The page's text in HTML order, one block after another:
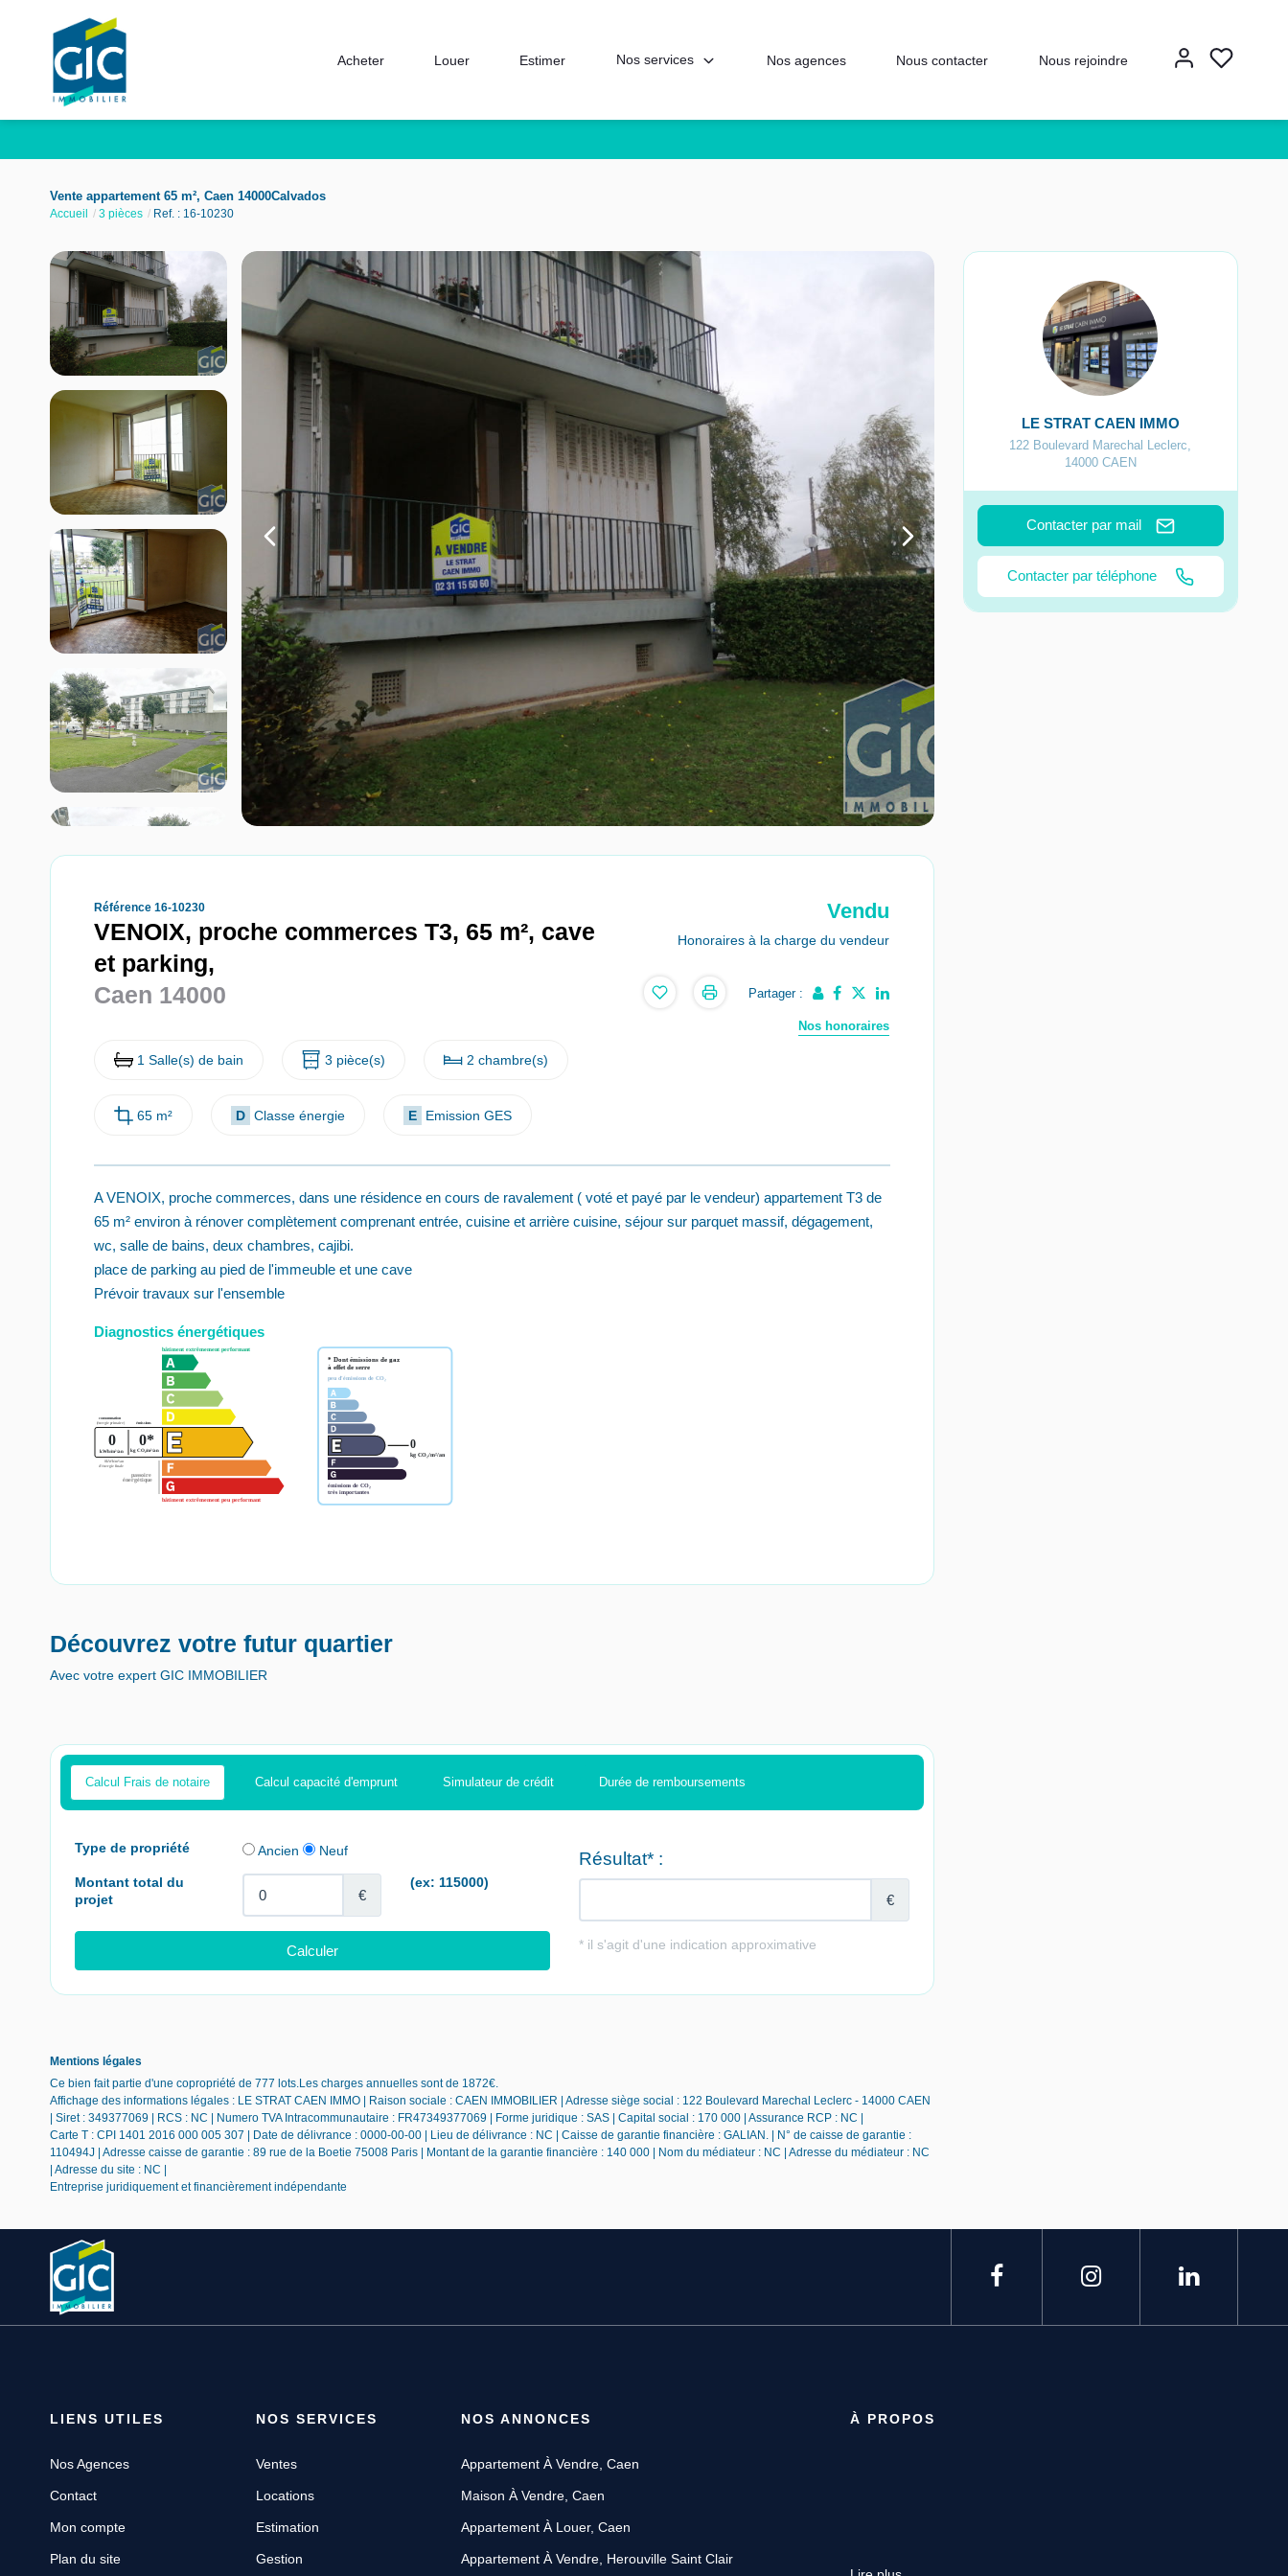
Acheter Louer Estimer Nos services Nos agences Nous contacter Nous rejoindre
Vente appartement 65 m², Caen 14000Calvados
Accueil 3 pièces Ref. : 16-10230
Référence 16-10230
VENOIX, proche commerces T3, 65 m², cave
et parking,
Caen 14000
1 Salle(s) de bain 3 pièce(s) 2 chambre(s)
65 m² D Classe énergie E Emission GES
Vendu
Honoraires à la charge du vendeur
Partager :
Nos honoraires
A VENOIX, proche commerces, dans une résidence en cours de ravalement ( voté et payé par le vendeur) appartement T3 de
65 m² environ à rénover complètement comprenant entrée, cuisine et arrière cuisine, séjour sur parquet massif, dégagement,
wc, salle de bains, deux chambres, cajibi.
place de parking au pied de l'immeuble et une cave
Prévoir travaux sur l'ensemble
Diagnostics énergétiques
Découvrez votre futur quartier
Avec votre expert GIC IMMOBILIER
Calcul Frais de notaire Calcul capacité d'emprunt Simulateur de crédit Durée de remboursements
LE STRAT CAEN IMMO
122 Boulevard Marechal Leclerc,
14000 CAEN
Contacter par mail
Contacter par téléphone
Mentions légales
Ce bien fait partie d'une copropriété de 777 lots.Les charges annuelles sont de 1872€.
Affichage des informations légales : LE STRAT CAEN IMMO | Raison sociale : CAEN IMMOBILIER | Adresse siège social : 122 Boulevard Marechal Leclerc - 14000 CAEN
| Siret : 349377069 | RCS : NC | Numero TVA Intracommunautaire : FR47349377069 | Forme juridique : SAS | Capital social : 170 000 | Assurance RCP : NC |
Carte T : CPI 1401 2016 000 005 307 | Date de délivrance : 0000-00-00 | Lieu de délivrance : NC | Caisse de garantie financière : GALIAN. | N° de caisse de garantie :
110494J | Adresse caisse de garantie : 89 rue de la Boetie 75008 Paris | Montant de la garantie financière : 140 000 | Nom du médiateur : NC | Adresse du médiateur : NC
| Adresse du site : NC |
Entreprise juridiquement et financièrement indépendante
LIENS UTILES
Nos Agences
Contact
Mon compte
Plan du site
NOS SERVICES
Ventes
Locations
Estimation
Gestion
NOS ANNONCES
Appartement À Vendre, Caen
Maison À Vendre, Caen
Appartement À Louer, Caen
Appartement À Vendre, Herouville Saint Clair
À PROPOS